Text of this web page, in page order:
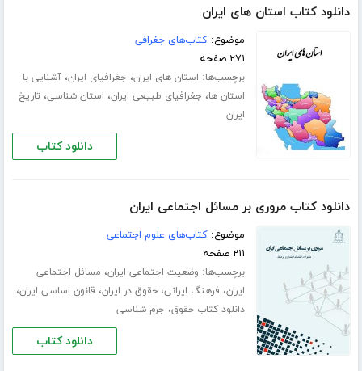
دانلود کتاب استان های ایران
موضوع:کتاب‌های جغرافی
۲۷۱ صفحه
برچسب‌ها: استان های ایران، جغرافیای ایران،آشنایی با
استان ها، جغرافیای طبیعی ایران، استان شناسی، تاریخ
ایران
دانلود کتاب
دانلود کتاب مروری بر مسائل اجتماعی ایران
موضوع:کتاب‌های علوم اجتماعی
۲۱۱ صفحه
برچسب‌ها: وضعیت اجتماعی ایران، مسائل اجتماعی
ایران، فرهنگ ایرانی،حقوق در ایران، قانون اساسی ایران،
دانلود کتاب حقوق، جرم شناسی
دانلود کتاب